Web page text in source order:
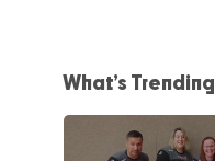
What’s Trending